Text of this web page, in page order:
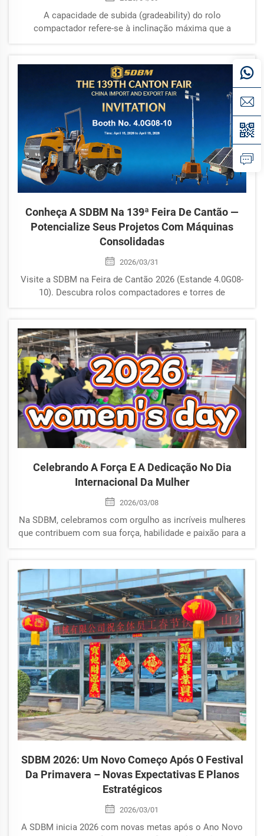
A capacidade de subida (gradeability) do rolo
compactador refere-se à inclinação máxima que a
Inclinação de 30% → rampa moderada; Inclinação de 40%
ou mais → terreno íngreme. Quanto maior a capacidade
de subida, melhor o desempenho do rolo em: rampas,
acessos inclinados e áreas de construção irregulares.
Conheça A SDBM Na 139ª Feira De Cantão —
Potencialize Seus Projetos Com Máquinas
Consolidadas
2026/03/31
Visite a SDBM na Feira de Cantão 2026 (Estande 4.0G08-
10). Descubra rolos compactadores e torres de
Celebrando A Força E A Dedicação No Dia
Internacional Da Mulher
2026/03/08
Na SDBM, celebramos com orgulho as incríveis mulheres
que contribuem com sua força, habilidade e paixão para a
impulsiona a inovação e a excelência todos os dias. Th...
SDBM 2026: Um Novo Começo Após O Festival
Da Primavera – Novas Expectativas E Planos
Estratégicos
2026/03/01
A SDBM inicia 2026 com novas metas após o Ano Novo